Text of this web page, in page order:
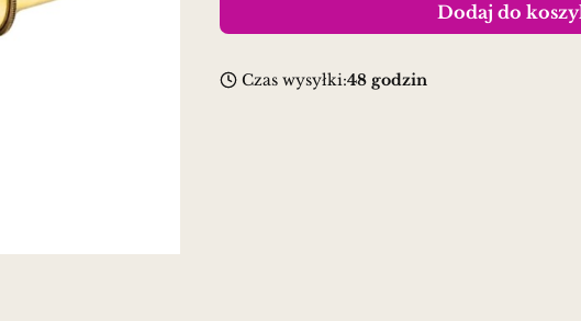
Dodaj do
Czas wysyłki:48 godzin